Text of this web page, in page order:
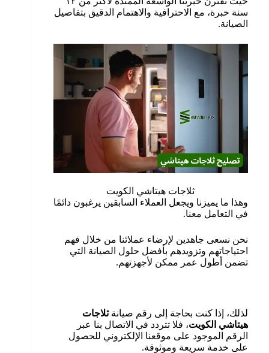
سنة خبرة، مع الاحترافية والاهتمام الدقيق بتفاصيل
الصيانة.
ثلاجات هيتاشي الكويت
وهذا ما يميزنا ويجعل العملاء السابقين يرغبون دائمًا
في التعامل معنا.
نحن نسعى جاهدين لإرضاء عملائنا من خلال فهم
احتياجاتهم وتزويدهم بأفضل حلول الصيانة التي
تضمن أطول عمر ممكن لأجهزتهم.
لذلك، إذا كنت بحاجة إلى رقم صيانةثلاجات
هيتاشي الكويت، فلا تتردد في الاتصال بنا عبر
الرقم الموجود على موقعنا الإلكتروني للحصول
على خدمة سريعة وموثوقة.